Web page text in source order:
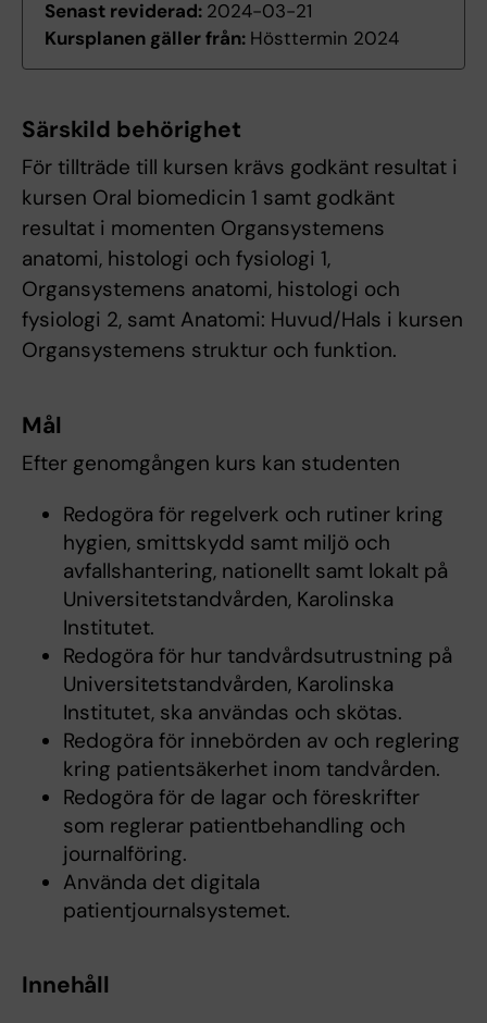
Senast reviderad: 2024-03-21
Kursplanen gäller från: Hösttermin 2024
Särskild behörighet
För tillträde till kursen krävs godkänt resultat i
kursen Oral biomedicin 1 samt godkänt
resultat i momenten Organsystemens
anatomi, histologi och fysiologi 1,
Organsystemens anatomi, histologi och
fysiologi 2, samt Anatomi: Huvud/Hals i kursen
Organsystemens struktur och funktion.
Mål
Efter genomgången kurs kan studenten
Redogöra för regelverk och rutiner kring
hygien, smittskydd samt miljö och
avfallshantering, nationellt samt lokalt på
Universitetstandvården, Karolinska
Institutet.
Redogöra för hur tandvårdsutrustning på
Universitetstandvården, Karolinska
Institutet, ska användas och skötas.
Redogöra för innebörden av och reglering
kring patientsäkerhet inom tandvården.
Redogöra för de lagar och föreskrifter
som reglerar patientbehandling och
journalföring.
Använda det digitala
patientjournalsystemet.
Innehåll